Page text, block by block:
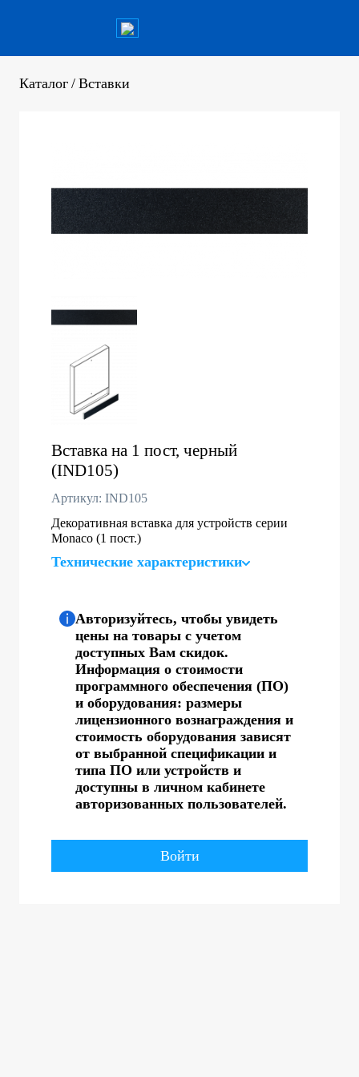
Каталог / Вставки
Вставка на 1 пост, черный
(IND105)
Артикул: IND105
Декоративная вставка для устройств серии
Monaco (1 пост.)
Технические характеристики
Авторизуйтесь, чтобы увидеть
цены на товары с учетом
доступных Вам скидок.
Информация о стоимости
программного обеспечения (ПО)
и оборудования: размеры
лицензионного вознаграждения и
стоимость оборудования зависят
от выбранной спецификации и
типа ПО или устройств и
доступны в личном кабинете
авторизованных пользователей.
Войти